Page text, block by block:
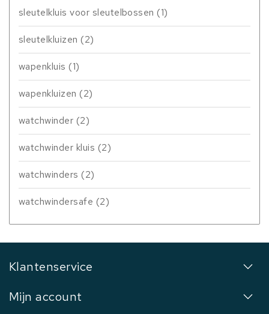
sleutelkluis voor sleutelbossen (1)
sleutelkluizen (2)
wapenkluis (1)
wapenkluizen (2)
watchwinder (2)
watchwinder kluis (2)
watchwinders (2)
watchwindersafe (2)
Klantenservice
Mijn account